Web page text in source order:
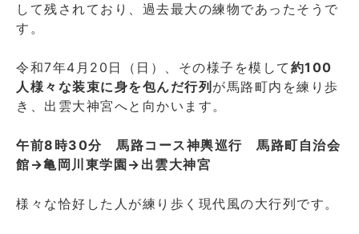
して残されており、過去最大の練物であったそうで
す。
令和7年4月20日（日）、その様子を模して 約100
人様々な装束に身を包んだ行列 が馬路町内を練り歩
き、出雲大神宮へと向かいます。
午前8時30分 馬路コース神輿巡行 馬路町自治会
館→亀岡川東学園→出雲大神宮
様々な恰好した人が練り歩く現代風の大行列です。